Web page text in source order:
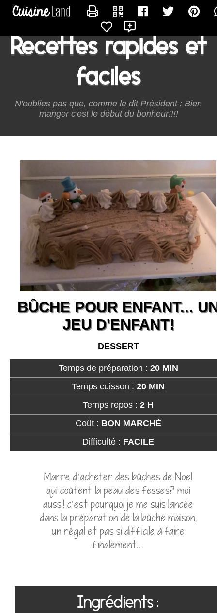
Recettes rapides et
faciles
N'oublies pas que, comme le dit Président : Bien
manger c'est le début du bonheur!!!!
BÛCHE POUR ENFANT...
JEU D'ENFANT!
DESSERT
Temps de préparation : 20 MIN
Temps cuisson : 20 MIN
Temps repos : 2 H
Coût : BON MARCHÉ
Difficulté : FACILE
Marre d'acheter des bûches de Noel
qui coûtent la peau des fesses? moi
aussi! c'est pourquoi je me suis lancée
dans la préparation de la bûche maison,
un régal et pas si difficile à faire
finalement...
Ingrédients :
CONTACTER ONMANGEQUOICESOIR